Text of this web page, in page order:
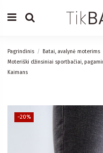
Pagrindinis Batai, avalynė moterims
Moteriški džinsiniai sportbačiai,
Kaimans
−20%